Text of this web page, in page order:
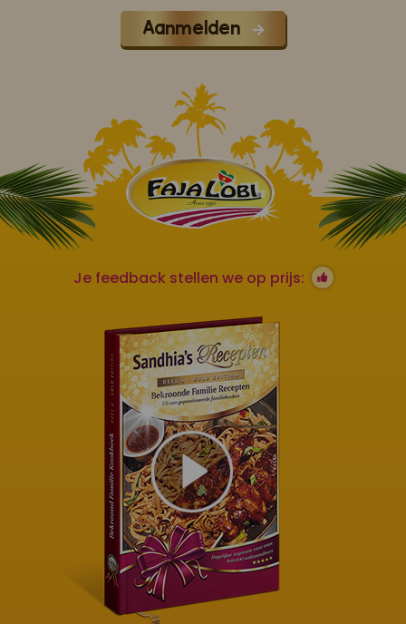
Aanmelden
Je feedback stellen we op prijs: